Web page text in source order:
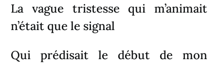
La vague tristesse qui m’animait
n’était que le signal
Qui prédisait le début de mon